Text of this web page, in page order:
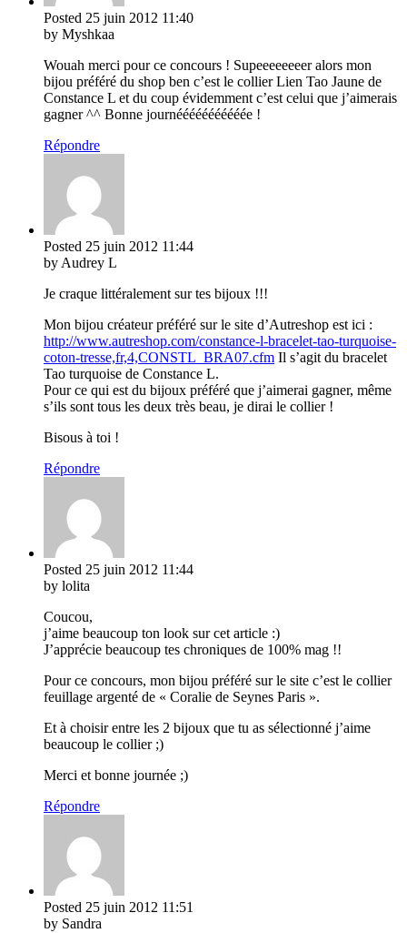
Posted 25 juin 2012 11:40
by Myshkaa
Wouah merci pour ce concours ! Supeeeeeeeer alors mon
bijou préféré du shop ben c’est le collier Lien Tao Jaune de
Constance L et du coup évidemment c’est celui que j’aimerais
gagner ^^ Bonne journééééééééééée !
Répondre
Posted 25 juin 2012 11:44
by Audrey L
Je craque littéralement sur tes bijoux !!!
Mon bijou créateur préféré sur le site d’Autreshop est ici :
http://www.autreshop.com/constance-l-bracelet-tao-turquoise-
coton-tresse,fr,4,CONSTL_BRA07.cfm Il s’agit du bracelet
Tao turquoise de Constance L.
Pour ce qui est du bijoux préféré que j’aimerai gagner, même
s’ils sont tous les deux très beau, je dirai le collier !
Bisous à toi !
Répondre
Posted 25 juin 2012 11:44
by lolita
Coucou,
j’aime beaucoup ton look sur cet article :)
J’apprécie beaucoup tes chroniques de 100% mag !!
Pour ce concours, mon bijou préféré sur le site c’est le collier
feuillage argenté de « Coralie de Seynes Paris ».
Et à choisir entre les 2 bijoux que tu as sélectionné j’aime
beaucoup le collier ;)
Merci et bonne journée ;)
Répondre
Posted 25 juin 2012 11:51
by Sandra